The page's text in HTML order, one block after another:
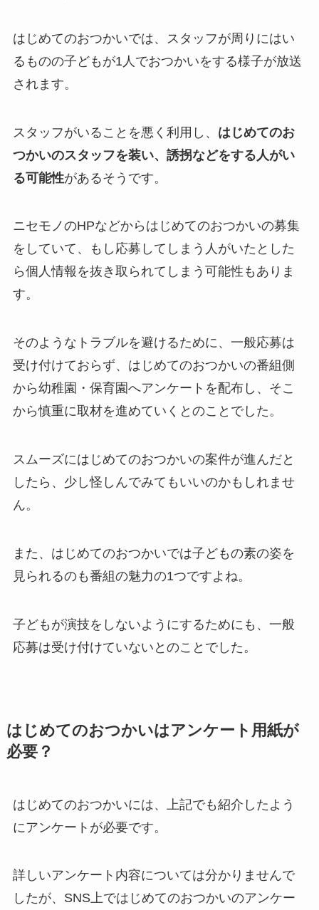
はじめてのおつかいでは、スタッフが周りにはい
るものの子どもが1人でおつかいをする様子が放送
されます。
スタッフがいることを悪く利用し、 はじめてのお
つかいのスタッフを装い、誘拐などをする人がい
る可能性があるそうです。
ニセモノのHPなどからはじめてのおつかいの募集
をしていて、もし応募してしまう人がいたとした
ら個人情報を抜き取られてしまう可能性 もありま
す。
そのようなトラブルを避けるために、一般応募は
受け付けておらず、はじめてのおつかいの番組側
から幼稚園・保育園へアンケートを配布し、そこ
から慎重に取材を進めていくとのことでした。
スムーズにはじめてのおつかいの案件が進んだと
したら、少し怪しんでみてもいいのかもしれませ
ん。
また、はじめてのおつかいでは子どもの素の姿を
見られるのも番組の魅力の1つですよね。
子どもが演技をしないようにするためにも、一般
応募は受け付けていないとのことでした。
はじめてのおつかいはアンケート用紙が
必要？
はじめてのおつかいには、上記でも紹介したよう
にアンケートが必要です。
詳しいアンケート内容については分かりませんで
したが、SNS上ではじめてのおつかいのアンケー